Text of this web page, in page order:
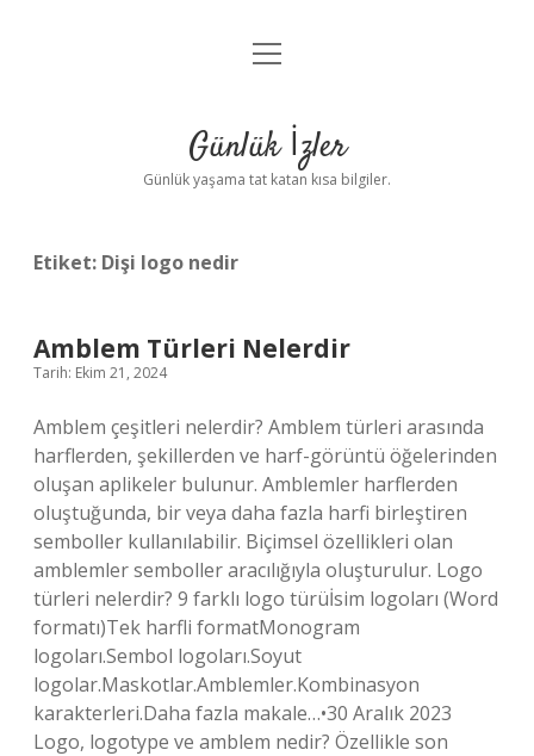
Anasayfa
Yasal Uyarı
menüyü
Günlük İzler
Günlük yaşama tat katan kısa bilgiler.
Etiket: Dişi logo nedir
Amblem Türleri Nelerdir
Tarih: Ekim 21, 2024
Amblem çeşitleri nelerdir? Amblem türleri arasında
harflerden, şekillerden ve harf-görüntü öğelerinden
oluşan aplikeler bulunur. Amblemler harflerden
oluştuğunda, bir veya daha fazla harfi birleştiren
semboller kullanılabilir. Biçimsel özellikleri olan
amblemler semboller aracılığıyla oluşturulur. Logo
türleri nelerdir? 9 farklı logo türüİsim logoları (Word
formatı)Tek harfli formatMonogram
logoları.Sembol logoları.Soyut
logolar.Maskotlar.Amblemler.Kombinasyon
karakterleri.Daha fazla makale…•30 Aralık 2023
Logo, logotype ve amblem nedir? Özellikle son